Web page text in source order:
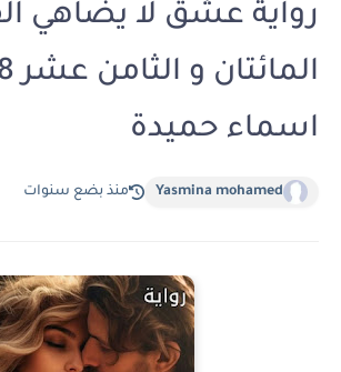
رواية عشق لا يضاهي
اسماء حميدة
Yasmina mohamed منذ بضع سنوات